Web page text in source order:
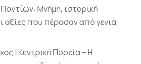
Μνήμη, ιστορική
αξίες που πέρασαν από γενιά
| Κεντρική Πορεία – Η